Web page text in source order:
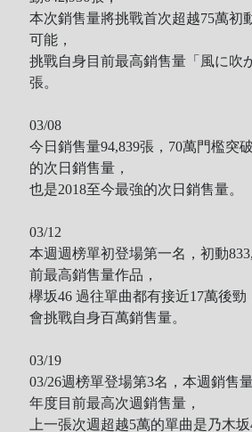
本次銷售量將挑戰首次超越75萬初
可能，
挑戰自身目前最高銷售量 「風に吹
張。
03/08
今日銷售量94,839張，70萬門檻突
的次日銷售量，
也是2018至今最強的次日銷售量。
03/12
本週週榜單初登場第一名，初動
前最高銷售量作品，
欅坂46 過往單曲都有接近17萬後
會挑戰自身百萬銷售量。
03/19
03/26週榜單登場第3名，本週銷售
年度目前最高次週銷售量，
上一張次週超越5萬的單曲是乃木